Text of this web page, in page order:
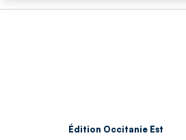
Édition Occitanie Est